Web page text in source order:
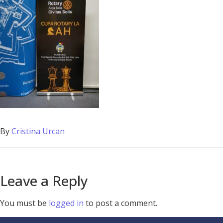
ByCristina Urcan
Leave a Reply
You must be logged in to post a comment.